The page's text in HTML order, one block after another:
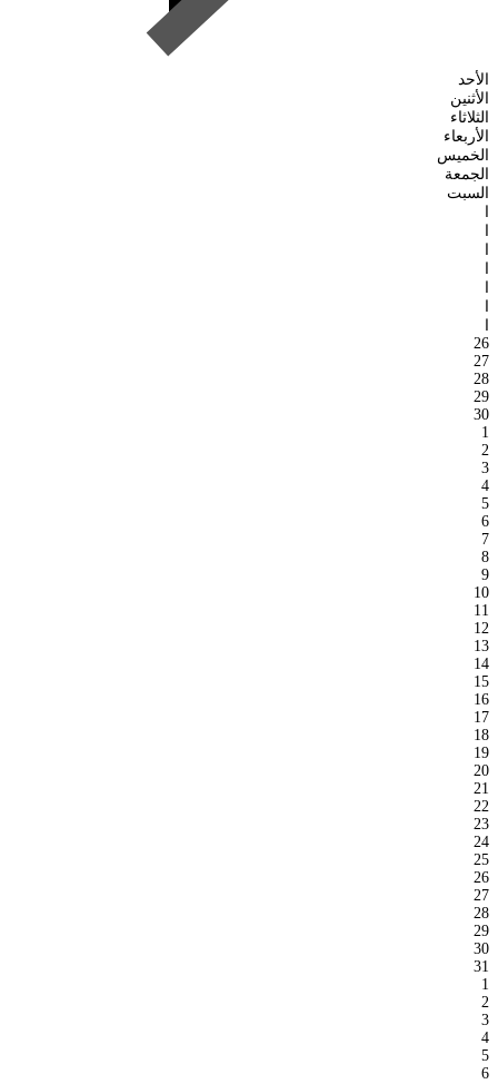
الأحد
الأثنين
الثلاثاء
الأربعاء
الخميس
الجمعة
السبت
26
27
28
29
30
1
2
3
4
5
6
7
8
9
10
11
12
13
14
15
16
17
18
19
20
21
22
23
24
25
26
27
28
29
30
31
1
2
3
4
5
6